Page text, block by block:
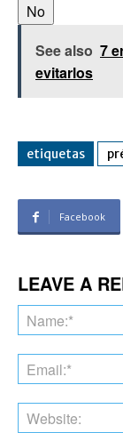
No
See also 7
evitarlos
etiquetas
Facebook
LEAVE A